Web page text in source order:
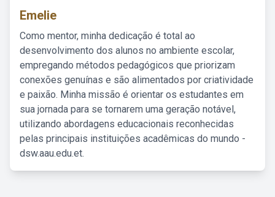
Emelie
Como mentor, minha dedicação é total ao
desenvolvimento dos alunos no ambiente escolar,
empregando métodos pedagógicos que priorizam
conexões genuínas e são alimentados por criatividade
e paixão. Minha missão é orientar os estudantes em
sua jornada para se tornarem uma geração notável,
utilizando abordagens educacionais reconhecidas
pelas principais instituições acadêmicas do mundo -
dsw.aau.edu.et.